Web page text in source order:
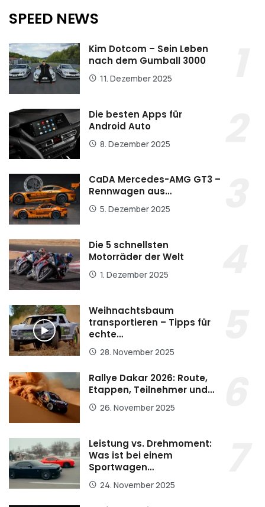
SPEED NEWS
Kim Dotcom – Sein Leben
nach dem Gumball 3000
11. Dezember 2025
Die besten Apps für
Android Auto
8. Dezember 2025
CaDA Mercedes-AMG GT3 –
Rennwagen aus…
5. Dezember 2025
Die 5 schnellsten
Motorräder der Welt
1. Dezember 2025
Weihnachtsbaum
transportieren – Tipps für
echte…
28. November 2025
Rallye Dakar 2026: Route,
Etappen, Teilnehmer und…
26. November 2025
Leistung vs. Drehmoment:
Was ist bei einem
Sportwagen…
24. November 2025